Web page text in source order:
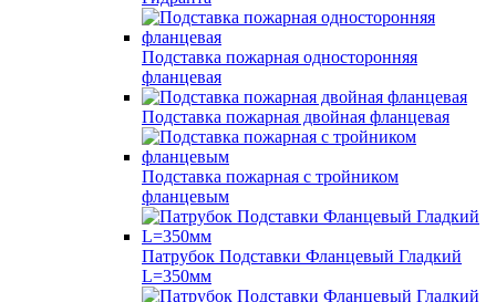
Подставка пожарная односторонняя
фланцевая
Подставка пожарная двойная фланцевая
Подставка пожарная с тройником
фланцевым
Патрубок Подставки Фланцевый Гладкий
L=350мм